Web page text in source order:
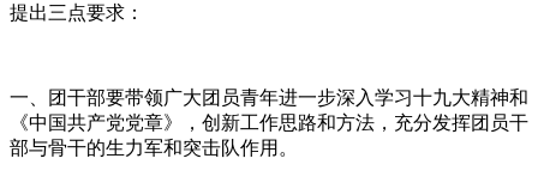
提出三点要求：
一、团干部要带领广大团员青年进一步深入学习十九大精神和
《中国共产党党章》，创新工作思路和方法，充分发挥团员干
部与骨干的生力军和突击队作用。